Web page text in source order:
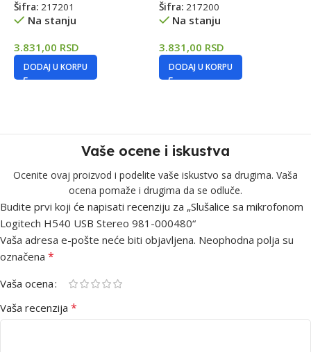
Šifra: 217201
Na stanju
3.831,00 RSD
DODAJ U KORPU
Šifra: 217200
Na stanju
3.831,00 RSD
DODAJ U KORPU
Vaše ocene i iskustva
Ocenite ovaj proizvod i podelite vaše iskustvo sa drugima. Vaša
ocena pomaže i drugima da se odluče.
Budite prvi koji će napisati recenziju za „Slušalice sa mikrofonom
Logitech H540 USB Stereo 981-000480“
Vaša adresa e-pošte neće biti objavljena. Neophodna polja su
označena *
Vaša ocena
Vaša recenzija *